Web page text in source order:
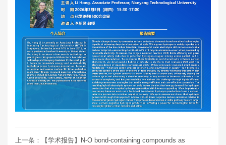
上一条：
【学术报告】N-O bond-containing compounds as